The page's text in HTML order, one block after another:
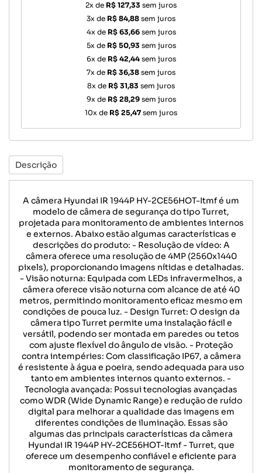
2x de R$ 127,33 sem juros
3x de R$ 84,88 sem juros
4x de R$ 63,66sem juros
5x de R$ 50,93 sem juros
6x de R$ 42,44sem juros
7x de R$ 36,38 sem juros
8x de R$ 31,83 sem juros
9x de R$ 28,29sem juros
10x de R$ 25,47 sem juros
Descrição
A câmera Hyundai IR 1944P HY-2CE56HOT-Itmf é um
modelo de câmera de segurança do tipo Turret,
projetada para monitoramento de ambientes internos
e externos. Abaixo estão algumas características e
descrições do produto: - Resolução de vídeo: A
câmera oferece uma resolução de 4MP (2560x1440
pixels), proporcionando imagens nítidas e detalhadas.
- Visão noturna: Equipada com LEDs infravermelhos, a
câmera oferece visão noturna com alcance de até 40
metros, permitindo monitoramento eficaz mesmo em
condições de pouca luz. - Design Turret: O design da
câmera tipo Turret permite uma instalação fácil e
versátil, podendo ser montada em paredes ou tetos
com ajuste flexível do ângulo de visão. - Proteção
contra intempéries: Com classificação IP67, a câmera
é resistente à água e poeira, sendo adequada para uso
tanto em ambientes internos quanto externos. -
Tecnologia avançada: Possui tecnologias avançadas
como WDR (Wide Dynamic Range) e redução de ruído
digital para melhorar a qualidade das imagens em
diferentes condições de iluminação. Essas são
algumas das principais características da câmera
Hyundai IR 1944P HY-2CE56HOT-Itmf - Turret, que
oferece um desempenho confiável e eficiente para
monitoramento de segurança.